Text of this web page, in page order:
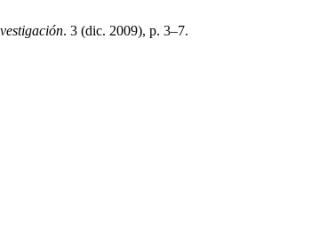
. 3 (dic. 2009), p. 3–7.